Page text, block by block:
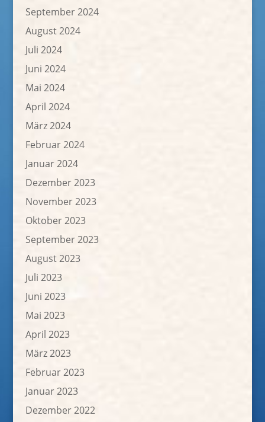
September 2024
August 2024
Juli 2024
Juni 2024
Mai 2024
April 2024
März 2024
Februar 2024
Januar 2024
Dezember 2023
November 2023
Oktober 2023
September 2023
August 2023
Juli 2023
Juni 2023
Mai 2023
April 2023
März 2023
Februar 2023
Januar 2023
Dezember 2022